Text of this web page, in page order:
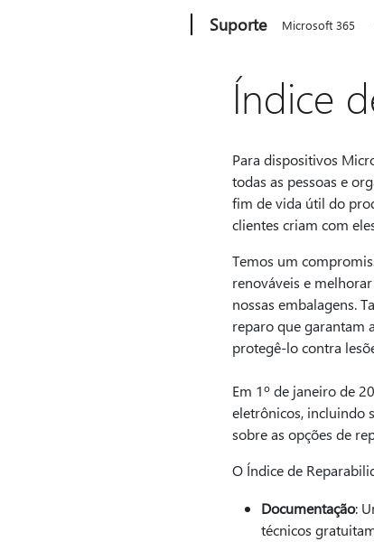
Suporte Microsoft 365
Índice
Para dispositivos
todas as pessoas e
fim de vida útil do
clientes criam com
Temos um
renováveis e
nossas embalagens.
reparo que garantam
protegê-lo contra
Em 1º de janeiro de
eletrônicos, incluindo
sobre as opções de
O Índice de
Documentação:
técnicos